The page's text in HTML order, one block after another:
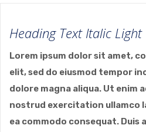
Heading Text Italic Light
Lorem ipsum dolor sit amet,
elit, sed do eiusmod tempor
dolore magna aliqua. Ut enim
nostrud exercitation ullamco
ea commodo consequat. Duis